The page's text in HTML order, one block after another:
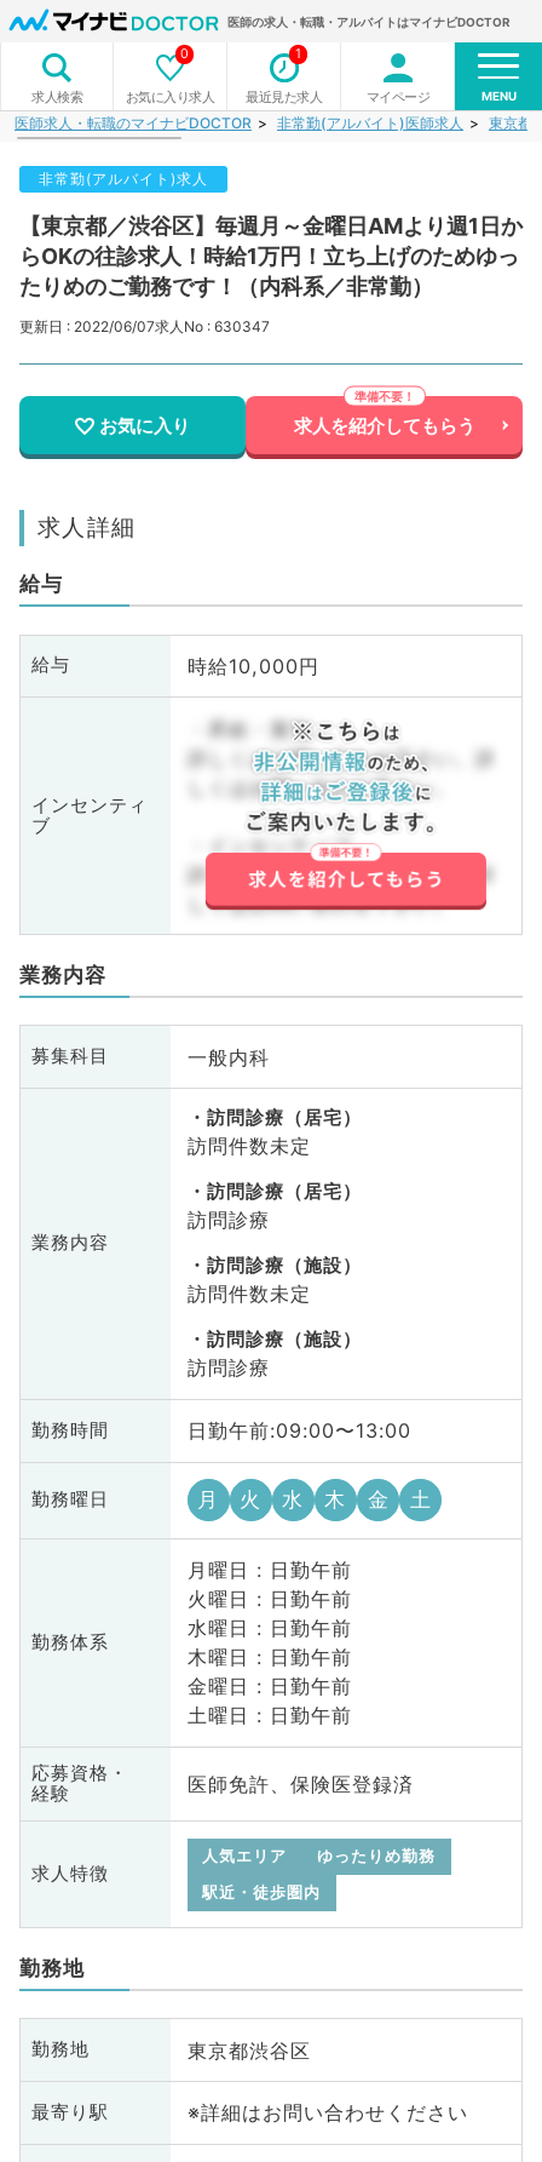
医師の求人・転職・アルバイトはマイナビDOCTOR
求人検索 お気に入り求人
0
最近見た求人
1
マイページ MENU
医師求人・転職のマイナビDOCTOR 非常勤(アルバイト)医師求人 東京都
非常勤(アルバイト)求人
【東京都／渋谷区】毎週月～金曜日AMより週1日か
らOKの往診求人！時給1万円！立ち上げのためゆっ
たりめのご勤務です！（内科系／非常勤）
更新日 : 2022/06/07求人No : 630347
お気に入り 求人を紹介してもらう
求人詳細
給与
給与 時給10,000円
インセンティ
ブ
・昇給・賞与
詳しくはお問い合わせ下さい。詳
しくはお問い合わせ下さい。
・インセンティブ
詳しくはお問い合わせ下さい。詳
しくはお問い合わせ下さい。
業務内容
募集科目 一般内科
業務内容
訪問診療（居宅）
訪問件数未定
訪問診療（居宅）
訪問診療
訪問診療（施設）
訪問件数未定
訪問診療（施設）
訪問診療
勤務時間 日勤午前:09:00〜13:00
勤務曜日 月 火 水 木 金 土
勤務体系
月曜日 : 日勤午前
火曜日 : 日勤午前
水曜日 : 日勤午前
木曜日 : 日勤午前
金曜日 : 日勤午前
土曜日 : 日勤午前
応募資格・
経験
医師免許、保険医登録済
求人特徴
人気エリア
ゆったりめ勤務
駅近・徒歩圏内
勤務地
勤務地 東京都渋谷区
最寄り駅 ※詳細はお問い合わせください